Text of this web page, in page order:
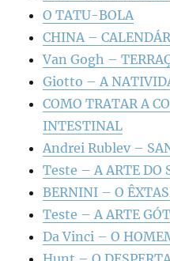
O TATU-BOLA
CHINA –
Van Gogh –
Giotto – A
COMO TRATAR A
INTESTINAL
Andrei Rublev –
Teste – A ARTE DO
BERNINI – O
Teste – A ARTE
Da Vinci – O